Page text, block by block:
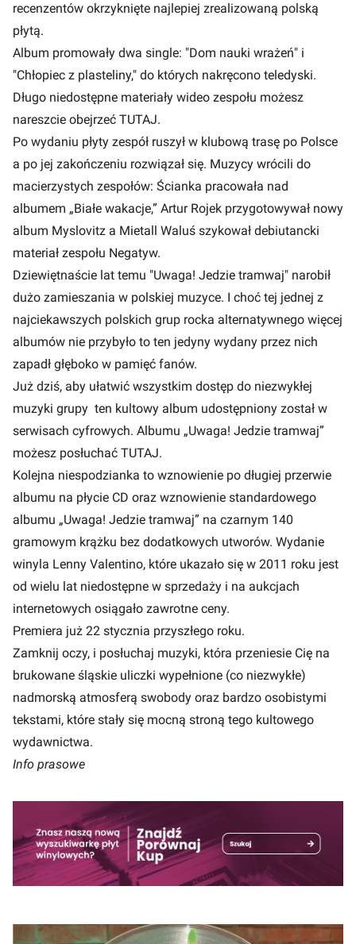
recenzentów okrzyknięte najlepiej zrealizowaną polską
płytą.
Album promowały dwa single: "Dom nauki wrażeń" i
"Chłopiec z plasteliny," do których nakręcono teledyski.
Długo niedostępne materiały wideo zespołu możesz
nareszcie obejrzeć TUTAJ.
Po wydaniu płyty zespół ruszył w klubową trasę po Polsce
a po jej zakończeniu rozwiązał się. Muzycy wrócili do
macierzystych zespołów: Ścianka pracowała nad
albumem „Białe wakacje,” Artur Rojek przygotowywał nowy
album Myslovitz a Mietall Waluś szykował debiutancki
materiał zespołu Negatyw.
Dziewiętnaście lat temu "Uwaga! Jedzie tramwaj" narobił
dużo zamieszania w polskiej muzyce. I choć tej jednej z
najciekawszych polskich grup rocka alternatywnego więcej
albumów nie przybyło to ten jedyny wydany przez nich
zapadł głęboko w pamięć fanów.
Już dziś, aby ułatwić wszystkim dostęp do niezwykłej
muzyki grupy ten kultowy album udostępniony został w
serwisach cyfrowych. Albumu „Uwaga! Jedzie tramwaj”
możesz posłuchać TUTAJ.
Kolejna niespodzianka to wznowienie po długiej przerwie
albumu na płycie CD oraz wznowienie standardowego
albumu „Uwaga! Jedzie tramwaj” na czarnym 140
gramowym krążku bez dodatkowych utworów. Wydanie
winyla Lenny Valentino, które ukazało się w 2011 roku jest
od wielu lat niedostępne w sprzedaży i na aukcjach
internetowych osiągało zawrotne ceny.
Premiera już 22 stycznia przyszłego roku.
Zamknij oczy, i posłuchaj muzyki, która przeniesie Cię na
brukowane śląskie uliczki wypełnione (co niezwykłe)
nadmorską atmosferą swobody oraz bardzo osobistymi
tekstami, które stały się mocną stroną tego kultowego
wydawnictwa.
Info prasowe